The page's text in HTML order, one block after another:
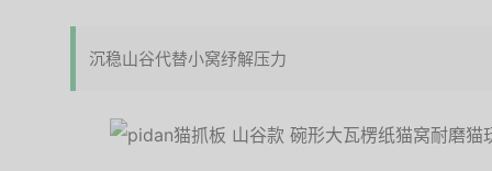
沉稳山谷代替小窝纾解压力